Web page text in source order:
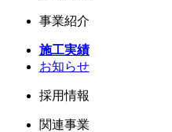
事業紹介
施工実績
お知らせ
採用情報
関連事業